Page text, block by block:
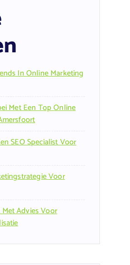
In Online Marketing
Met Een Top Online
SEO Specialist Voor
Voor
Advies Voor